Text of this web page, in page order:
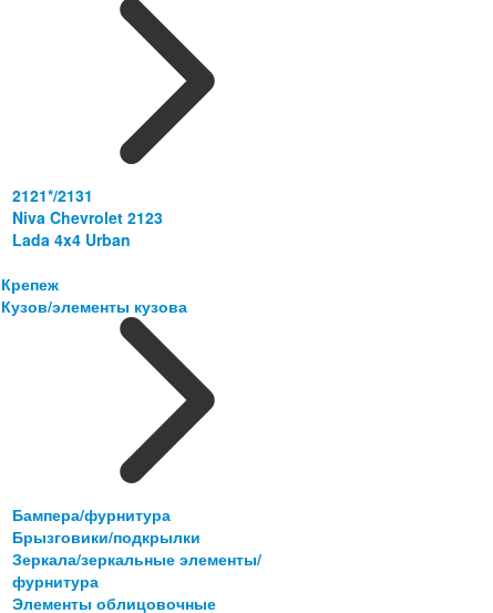
2121*/2131
Niva Chevrolet 2123
Lada 4x4 Urban
Крепеж
Кузов/элементы кузова
Бампера/фурнитура
Брызговики/подкрылки
Зеркала/зеркальные элементы/
фурнитура
Элементы облицовочные